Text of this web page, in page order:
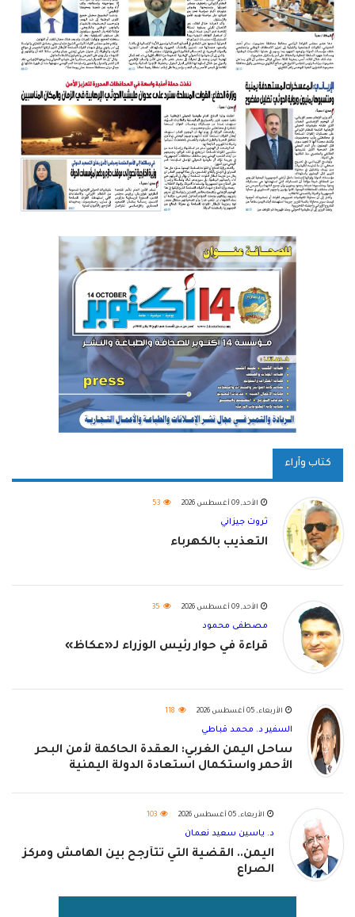
كتاب وآراء
الأحد, 09 أغسطس 2026 53
ثروت جيزاني
التعذيب بالكهرباء
الأحد, 09 أغسطس 2026 35
مصطفى محمود
قراءة في حوار رئيس الوزراء لـ«عكاظ»
الأربعاء, 05 أغسطس 2026 118
السفير د. محمد قباطي
ساحل اليمن الغربي: العقدة الحاكمة لأمن البحر
الأحمر واستكمال استعادة الدولة اليمنية
الأربعاء, 05 أغسطس 2026 103
د. ياسين سعيد نعمان
اليمن.. القضية التي تتأرجح بين الهامش ومركز
الصراع